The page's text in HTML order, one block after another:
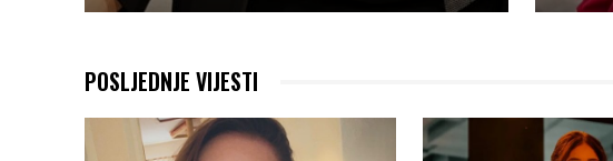
POSLJEDNJE VIJESTI